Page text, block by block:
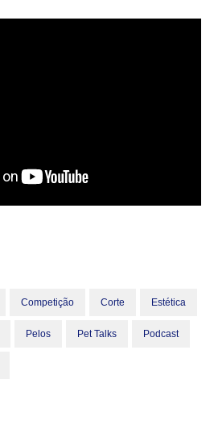
Competição Corte Estética
Pelos Pet Talks Podcast